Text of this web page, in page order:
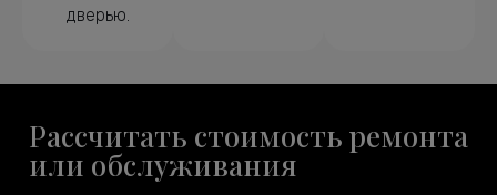
дверью.
Рассчитать стоимость ремонта
или обслуживания